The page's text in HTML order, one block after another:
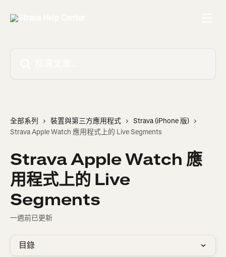
全部系列 裝置與第三方應用程式
Strava (iPhone 版)
Strava Apple Watch 應用程式上的 Live Segments
Strava Apple Watch 應
用程式上的 Live
Segments
一週前已更新
目錄